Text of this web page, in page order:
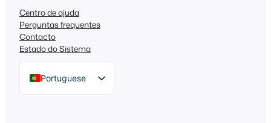
Centro de ajuda
Perguntas frequentes
Contacto
Estado do Sistema
Portuguese